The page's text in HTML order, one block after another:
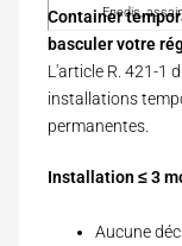
m
e
u
i
n
e
i
m
e
Enedis,
Container
basculer votre
L'article R. 421-1
installations
permanentes.
Installation ≤ 3
Aucune